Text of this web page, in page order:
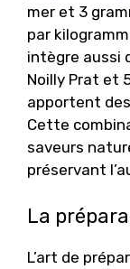
mer et 3
par
intègre aussi
Noilly Prat et
apportent
Cette
saveurs
préservant
La
L’art de